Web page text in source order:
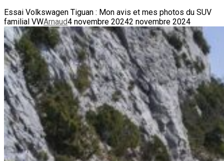
Essai Volkswagen Tiguan : Mon avis et mes photos du SUV
familial VWArnaud4 novembre 20242 novembre 2024